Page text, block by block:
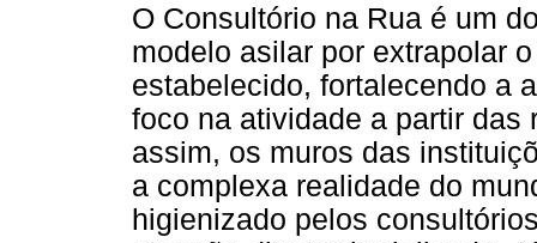
O Consultório na Rua é um
modelo asilar por extrapolar
estabelecido, fortalecendo a
foco na atividade a partir das
assim, os muros das
a complexa realidade do
higienizado pelos